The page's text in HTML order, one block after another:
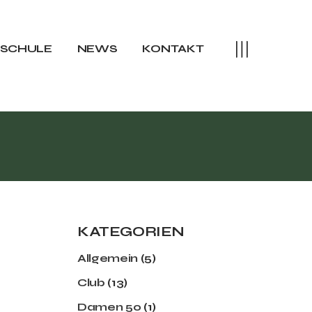
NEWS KONTAKT
Sommer
KATEGORIEN
Allgemein (5)
Club (13)
Damen 50 (1)